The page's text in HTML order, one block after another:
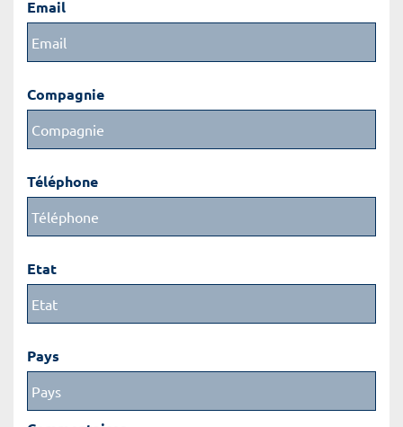
Email
Compagnie
Téléphone
Etat
Pays